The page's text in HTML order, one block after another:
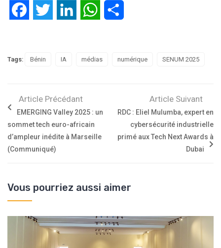
FacebookTwitter LinkedIn WhatsApp
Tags: Bénin IA médias numérique SENUM 2025
Article Précédant
EMERGING Valley 2025 : un
sommet tech euro-africain
d’ampleur inédite à Marseille
(Communiqué)
Article Suivant
RDC : Eliel Mulumba, expert en
cybersécurité industrielle
primé aux Tech Next Awards à
Dubai
Vous pourriez aussi aimer